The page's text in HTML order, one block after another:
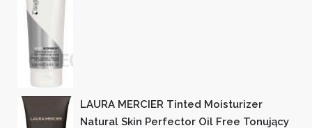
LAURA MERCIER Tinted Moisturizer
Natural Skin Perfector Oil Free Tonujący